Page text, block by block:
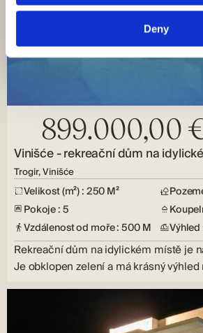
Deny
899.000,00
Vinišće - rekreační dům na
Trogir, Vinišće
Velikost (m²) : 250 M²
Pokoje : 5
Vzdálenost od moře : 500 M
Rekreační dům na idylickém místě je
Je obklopen zelení a má krásný